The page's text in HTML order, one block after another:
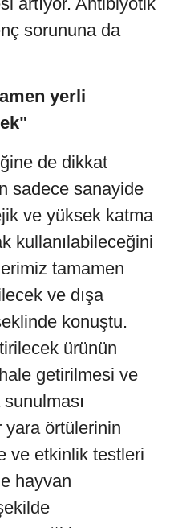
sorununa da
yerli
de dikkat
sadece sanayide
ve yüksek katma
kullanılabileceğini
tamamen
ve dışa
konuştu.
ürünün
getirilmesi ve
yara örtülerinin
ve etkinlik testleri
hayvan